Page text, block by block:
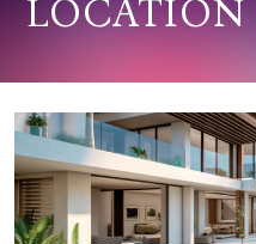
LOCATION